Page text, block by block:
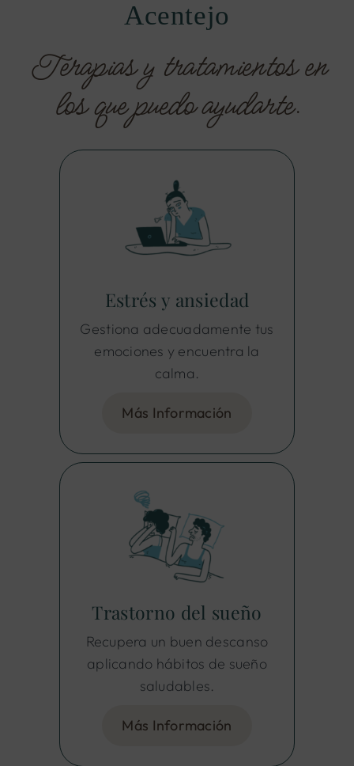
Acentejo
Terapias y tratamientos en
los que puedo ayudarte.
Estrés y ansiedad
Gestiona adecuadamente tus
emociones y encuentra la
calma.
Más Información
Trastorno del sueño
Recupera un buen descanso
aplicando hábitos de sueño
saludables.
Más Información